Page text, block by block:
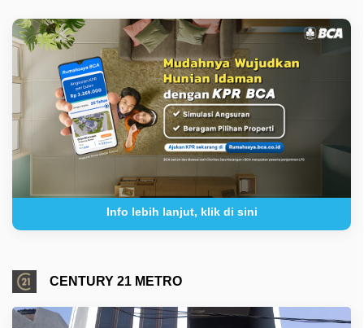
Info lebih lanjut, klik di sini
CENTURY 21 METRO